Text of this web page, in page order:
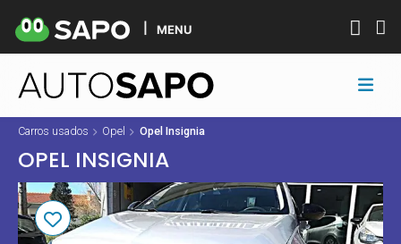
MENU
Carros usados Opel Opel Insignia
OPEL INSIGNIA